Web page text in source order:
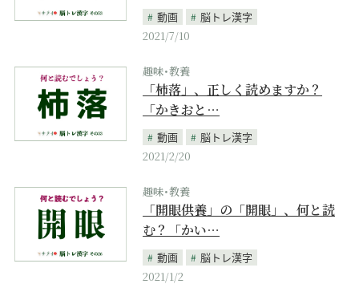
動画
脳トレ漢字
2021/7/10
趣味･教養
「杮落」、正しく読めますか？
「かきおと…
動画
脳トレ漢字
2021/2/20
趣味･教養
「開眼供養」の「開眼」、何と読
む？「かい…
動画
脳トレ漢字
2021/1/2